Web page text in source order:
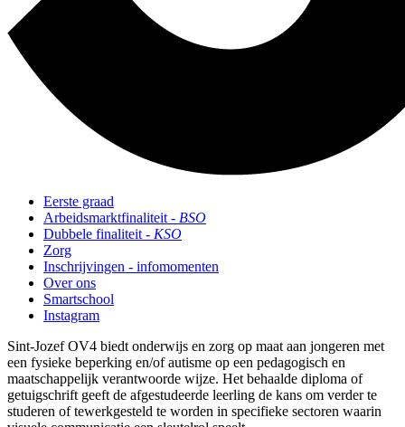
Eerste graad
Arbeidsmarktfinaliteit - BSO
Dubbele finaliteit - KSO
Zorg
Inschrijvingen - infomomenten
Over ons
Smartschool
Instagram
Sint-Jozef OV4 biedt onderwijs en zorg op maat aan jongeren met
een fysieke beperking en/of autisme op een pedagogisch en
maatschappelijk verantwoorde wijze. Het behaalde diploma of
getuigschrift geeft de afgestudeerde leerling de kans om verder te
studeren of tewerkgesteld te worden in specifieke sectoren waarin